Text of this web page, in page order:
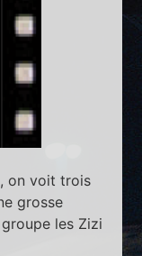
on voit trois
grosse
les Zizi